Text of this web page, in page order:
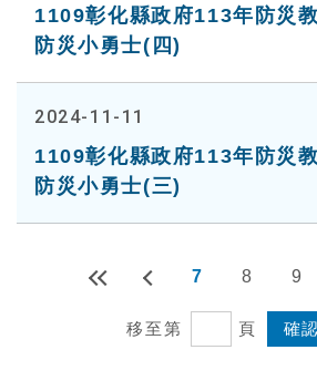
1109彰化縣政府113年防災
防災小勇士(四)
2024-11-11
1109彰化縣政府113年防災
防災小勇士(三)
7 8 9
移至第 頁